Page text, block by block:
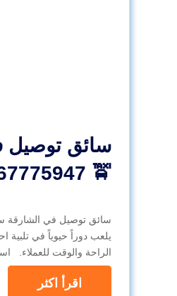
سائق توصيل
🚖 0567775947 | وصول…
سائق توصيل في الشارقة
يلعب دوراً حيوياً في تلبية
الراحة والوقت للعملاء.
اقرأ اكثر